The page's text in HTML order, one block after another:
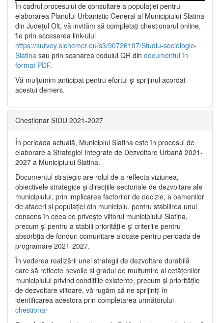
În cadrul procesului de consultare a populaţiei pentru
elaborarea Planului Urbanistic General al Municipiului Slatina
din Județul Olt, vă invităm să completați chestionarul online,
fie prin accesarea link-ului
https://survey.alchemer.eu/s3/90726107/Studiu-sociologic-
Slatina sau prin scanarea codului QR din documentul în
format PDF.
Vă mulţumim anticipat pentru efortul şi sprijinul acordat
acestui demers.
Chestionar SIDU 2021-2027
În perioada actuală, Municipiul Slatina este în procesul de
elaborare a Strategiei Integrate de Dezvoltare Urbană 2021‐
2027 a Municipiului Slatina.
Documentul strategic are rolul de a reflecta viziunea,
obiectivele strategice și direcțiile sectoriale de dezvoltare ale
municipiului, prin implicarea factorilor de decizie, a oamenilor
de afaceri și populației din municipiu, pentru stabilirea unui
consens în ceea ce privește viitorul municipiului Slatina,
precum și pentru a stabili prioritățile și criteriile pentru
absorbția de fonduri comunitare alocate pentru perioada de
programare 2021-2027.
În vederea realizării unei strategii de dezvoltare durabilă
care să reflecte nevoile și gradul de mulțumire al cetățenilor
municipiului privind condițiile existente, precum și prioritățile
de dezvoltare viitoare, vă rugăm să ne sprijiniți în
identificarea acestora prin completarea următorului
chestionar